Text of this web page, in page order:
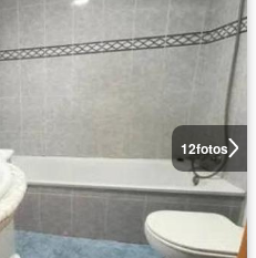
12fotos